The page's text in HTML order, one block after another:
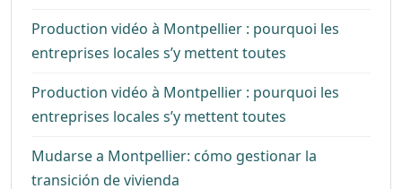
Production vidéo à Montpellier : pourquoi les
entreprises locales s’y mettent toutes
Production vidéo à Montpellier : pourquoi les
entreprises locales s’y mettent toutes
Mudarse a Montpellier: cómo gestionar la
transición de vivienda